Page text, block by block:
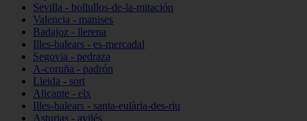
Sevilla - bollullos-de-la-mitación
Valencia - manises
Badajoz - llerena
Illes-balears - es-mercadal
Segovia - pedraza
A-coruña - padrón
Lleida - sort
Alicante - elx
Illes-balears - santa-eulària-des-riu
Asturias - avilés